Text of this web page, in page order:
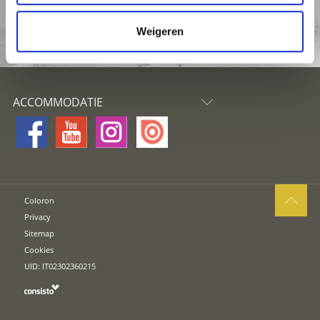
Weigeren
AANVRAAG
ACCOMMODATIE
Coloron
Privacy
Sitemap
Cookies
UID: IT02302360215